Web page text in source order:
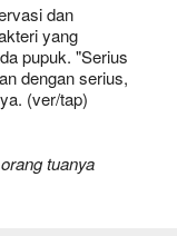
dan
yang
pupuk. "Serius
dengan serius,
(ver/tap)
tuanya